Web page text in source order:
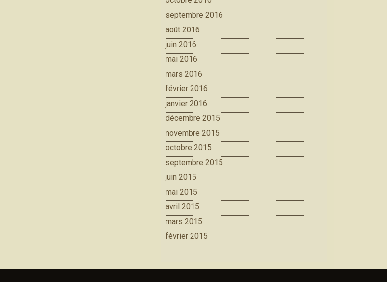
septembre 2016
août 2016
juin 2016
mai 2016
mars 2016
février 2016
janvier 2016
décembre 2015
novembre 2015
octobre 2015
septembre 2015
juin 2015
mai 2015
avril 2015
mars 2015
février 2015